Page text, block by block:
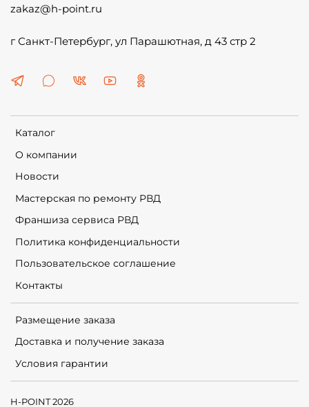
Каталог
О компании
Новости
Мастерская по ремонту РВД
Франшиза сервиса РВД
Политика конфиденциальности
Пользовательское соглашение
Контакты
Размещение заказа
Доставка и получение заказа
Условия гарантии
zakaz@h-point.ru
г Санкт-Петербург, ул Парашютная, д 43 стр 2
H-POINT 2026